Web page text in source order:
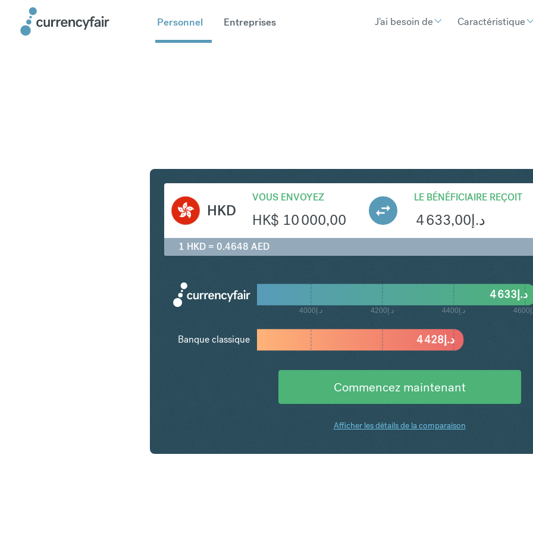
Personnel Entreprises J'ai besoin de Caractéristique
HKD
VOUS ENVOYEZ
HK$ 10 000,00
LE BÉNÉFICIAIRE REÇOIT
د.إ4 633,00
1 HKD = 0.4648 AED
د.إ4000 د.إ4200 د.إ4400
د.إ4 428
د.إ4 633
Banque classique
Commencez maintenant
Afficher les détails de la comparaison